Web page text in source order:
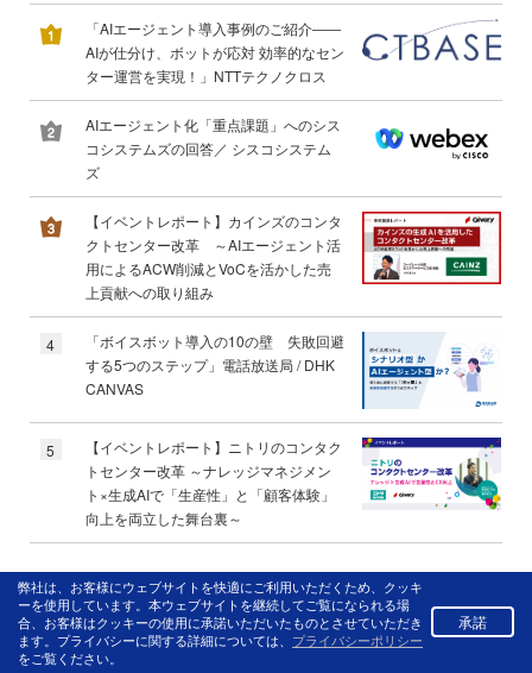
「AIエージェント導入事例のご紹介――
AIが仕分け、ボットが応対 効率的なセン
ター運営を実現！」NTTテクノクロス
AIエージェント化「重点課題」へのシス
コシステムズの回答／ シスコシステム
ズ
【イベントレポート】カインズのコンタ
クトセンター改革 ～AIエージェント活
用によるACW削減とVoCを活かした売
上貢献への取り組み
4
「ボイスボット導入の10の壁 失敗回避
する5つのステップ」電話放送局 / DHK
CANVAS
5
【イベントレポート】ニトリのコンタク
トセンター改革 ～ナレッジマネジメン
ト×生成AIで「生産性」と「顧客体験」
向上を両立した舞台裏～
弊社は、お客様にウェブサイトを快適にご利用いただくため、クッキ
ーを使用しています。本ウェブサイトを継続してご覧になられる場
合、お客様はクッキーの使用に承諾いただいたものとさせていただき
ます。プライバシーに関する詳細については、 プライバシーポリシー
をご覧ください。
承諾